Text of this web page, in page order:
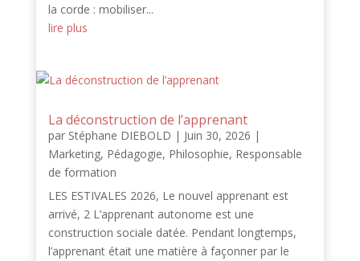
la corde : mobiliser...
lire plus
La déconstruction de l’apprenant
par Stéphane DIEBOLD | Juin 30, 2026 |
Marketing, Pédagogie, Philosophie, Responsable
de formation
LES ESTIVALES 2026, Le nouvel apprenant est
arrivé, 2 L’apprenant autonome est une
construction sociale datée. Pendant longtemps,
l’apprenant était une matière à façonner par le